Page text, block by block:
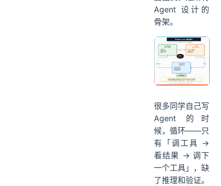
Agent 设计的
骨架。
很多同学自己写
Agent 的时
候，循环——只
有「调工具 →
看结果 → 调下
一个工具」，缺
了推理和验证。